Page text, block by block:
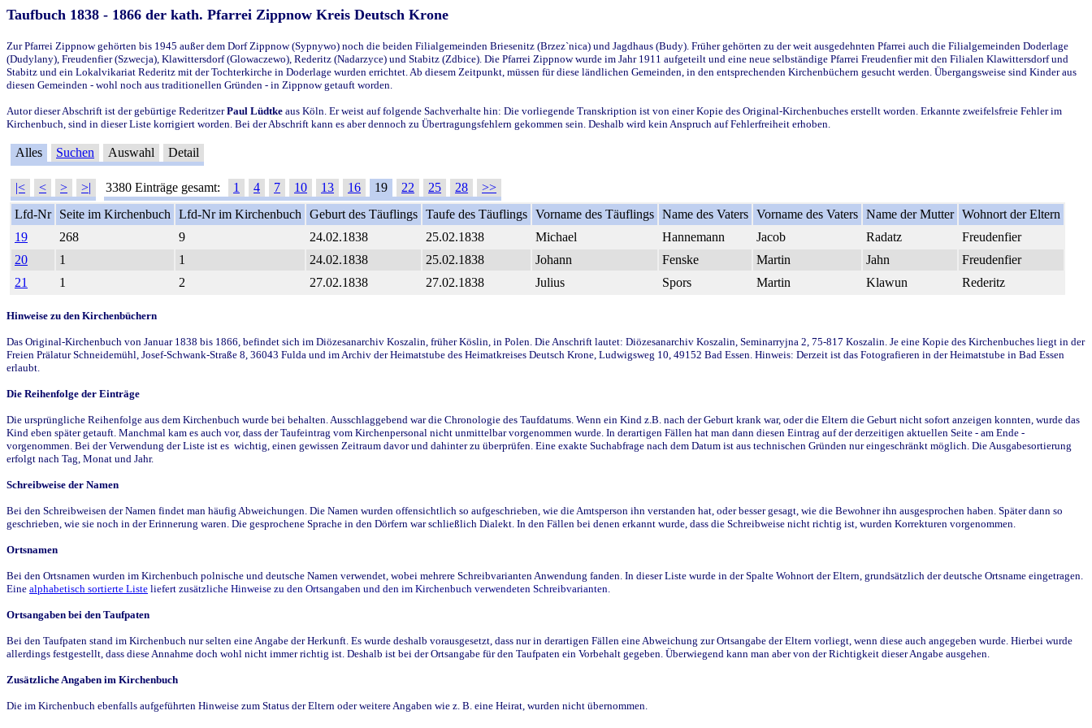
Taufbuch 1838 - 1866 der kath. Pfarrei Zippnow Kreis Deutsch Krone
Zur Pfarrei Zippnow gehörten bis 1945 außer dem Dorf Zippnow (Sypnywo) noch die beiden Filialgemeinden Briesenitz (Brzez`nica) und Jagdhaus (Budy). Früher gehörten zu der weit ausgedehnten Pfarrei auch die Filialgemeinden Doderlage
(Dudylany), Freudenfier (Szwecja), Klawittersdorf (Glowaczewo), Rederitz (Nadarzyce) und Stabitz (Zdbice). Die Pfarrei Zippnow wurde im Jahr 1911 aufgeteilt und eine neue selbständige Pfarrei Freudenfier mit den Filialen Klawittersdorf und
Stabitz und ein Lokalvikariat Rederitz mit der Tochterkirche in Doderlage wurden errichtet. Ab diesem Zeitpunkt, müssen für diese ländlichen Gemeinden, in den entsprechenden Kirchenbüchern gesucht werden. Übergangsweise sind Kinder aus
diesen Gemeinden - wohl noch aus traditionellen Gründen - in Zippnow getauft worden.
Autor dieser Abschrift ist der gebürtige RederitzerPaul Lüdtke aus Köln. Er weist auf folgende Sachverhalte hin: Die vorliegende Transkription ist von einer Kopie des Original-Kirchenbuches erstellt worden. Erkannte zweifelsfreie Fehler im
Kirchenbuch, sind in dieser Liste korrigiert worden. Bei der Abschrift kann es aber dennoch zu Übertragungsfehlern gekommen sein. Deshalb wird kein Anspruch auf Fehlerfreiheit erhoben.
Alles Suchen Auswahl Detail
|< < > >| 3380 Einträge gesamt: 1 4 7 10 13 16 19 22 25 28
>>
Lfd-Nr
Seite im Kirchenbuch Lfd-Nr im Kirchenbuch Geburt des Täuflings Taufe des Täuflings Vorname des Täuflings Name des Vaters Vorname des Vaters Name der Mutter Wohnort der Eltern
19
268 9 24.02.1838 25.02.1838 Michael Hannemann Jacob Radatz
Freudenfier
20
1 1 24.02.1838 25.02.1838 Johann Fenske Martin Jahn
Freudenfier
21
1 2 27.02.1838 27.02.1838 Julius Spors Martin Klawun Rederitz
Hinweise zu den Kirchenbüchern
Das Original-Kirchenbuch von Januar 1838 bis 1866, befindet sich im Diözesanarchiv Koszalin, früher Köslin, in Polen. Die Anschrift lautet: Diözesanarchiv Koszalin, Seminarryjna 2, 75-817 Koszalin. Je eine Kopie des Kirchenbuches liegt in der
Freien Prälatur Schneidemühl, Josef-Schwank-Straße 8, 36043 Fulda und im Archiv der Heimatstube des Heimatkreises Deutsch Krone, Ludwigsweg 10, 49152 Bad Essen. Hinweis: Derzeit ist das Fotografieren in der Heimatstube in Bad Essen
erlaubt.
Die Reihenfolge der Einträge
Die ursprüngliche Reihenfolge aus dem Kirchenbuch wurde bei behalten. Ausschlaggebend war die Chronologie des Taufdatums. Wenn ein Kind z.B. nach der Geburt krank war, oder die Eltern die Geburt nicht sofort anzeigen konnten, wurde das
Kind eben später getauft. Manchmal kam es auch vor, dass der Taufeintrag vom Kirchenpersonal nicht unmittelbar vorgenommen wurde. In derartigen Fällen hat man dann diesen Eintrag auf der derzeitigen aktuellen Seite - am Ende -
vorgenommen. Bei der Verwendung der Liste ist es wichtig, einen gewissen Zeitraum davor und dahinter zu überprüfen. Eine exakte Suchabfrage nach dem Datum ist aus technischen Gründen nur eingeschränkt möglich. Die Ausgabesortierung
erfolgt nach Tag, Monat und Jahr.
Schreibweise der Namen
Bei den Schreibweisen der Namen findet man häufig Abweichungen. Die Namen wurden offensichtlich so aufgeschrieben, wie die Amtsperson ihn verstanden hat, oder besser gesagt, wie die Bewohner ihn ausgesprochen haben. Später dann so
geschrieben, wie sie noch in der Erinnerung waren. Die gesprochene Sprache in den Dörfern war schließlich Dialekt. In den Fällen bei denen erkannt wurde, dass die Schreibweise nicht richtig ist, wurden Korrekturen vorgenommen.
Ortsnamen
Bei den Ortsnamen wurden im Kirchenbuch polnische und deutsche Namen verwendet, wobei mehrere Schreibvarianten Anwendung fanden. In dieser Liste wurde in der Spalte Wohnort der Eltern, grundsätzlich der deutsche Ortsname eingetragen.
Eine alphabetisch sortierte Liste liefert zusätzliche Hinweise zu den Ortsangaben und den im Kirchenbuch verwendeten Schreibvarianten.
Ortsangaben bei den Taufpaten
Bei den Taufpaten stand im Kirchenbuch nur selten eine Angabe der Herkunft. Es wurde deshalb vorausgesetzt, dass nur in derartigen Fällen eine Abweichung zur Ortsangabe der Eltern vorliegt, wenn diese auch angegeben wurde. Hierbei wurde
allerdings festgestellt, dass diese Annahme doch wohl nicht immer richtig ist. Deshalb ist bei der Ortsangabe für den Taufpaten ein Vorbehalt gegeben. Überwiegend kann man aber von der Richtigkeit dieser Angabe ausgehen.
Zusätzliche Angaben im Kirchenbuch
Die im Kirchenbuch ebenfalls aufgeführten Hinweise zum Status der Eltern oder weitere Angaben wie z. B. eine Heirat, wurden nicht übernommen.